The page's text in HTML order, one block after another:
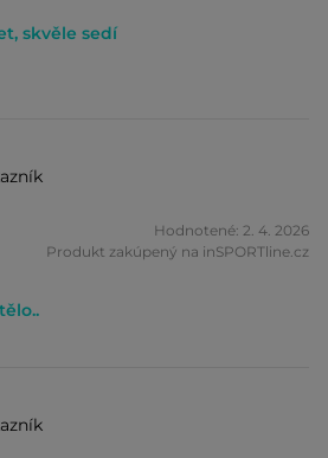
skvěle sedí
Hodnotené: 2. 4. 2026
Produkt zakúpený na inSPORTline.cz